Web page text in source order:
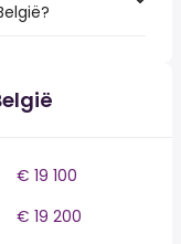
€ 19 100
€ 19 200